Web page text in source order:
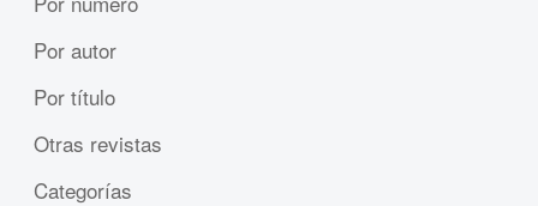
Por autor
Por título
Otras revistas
Categorías